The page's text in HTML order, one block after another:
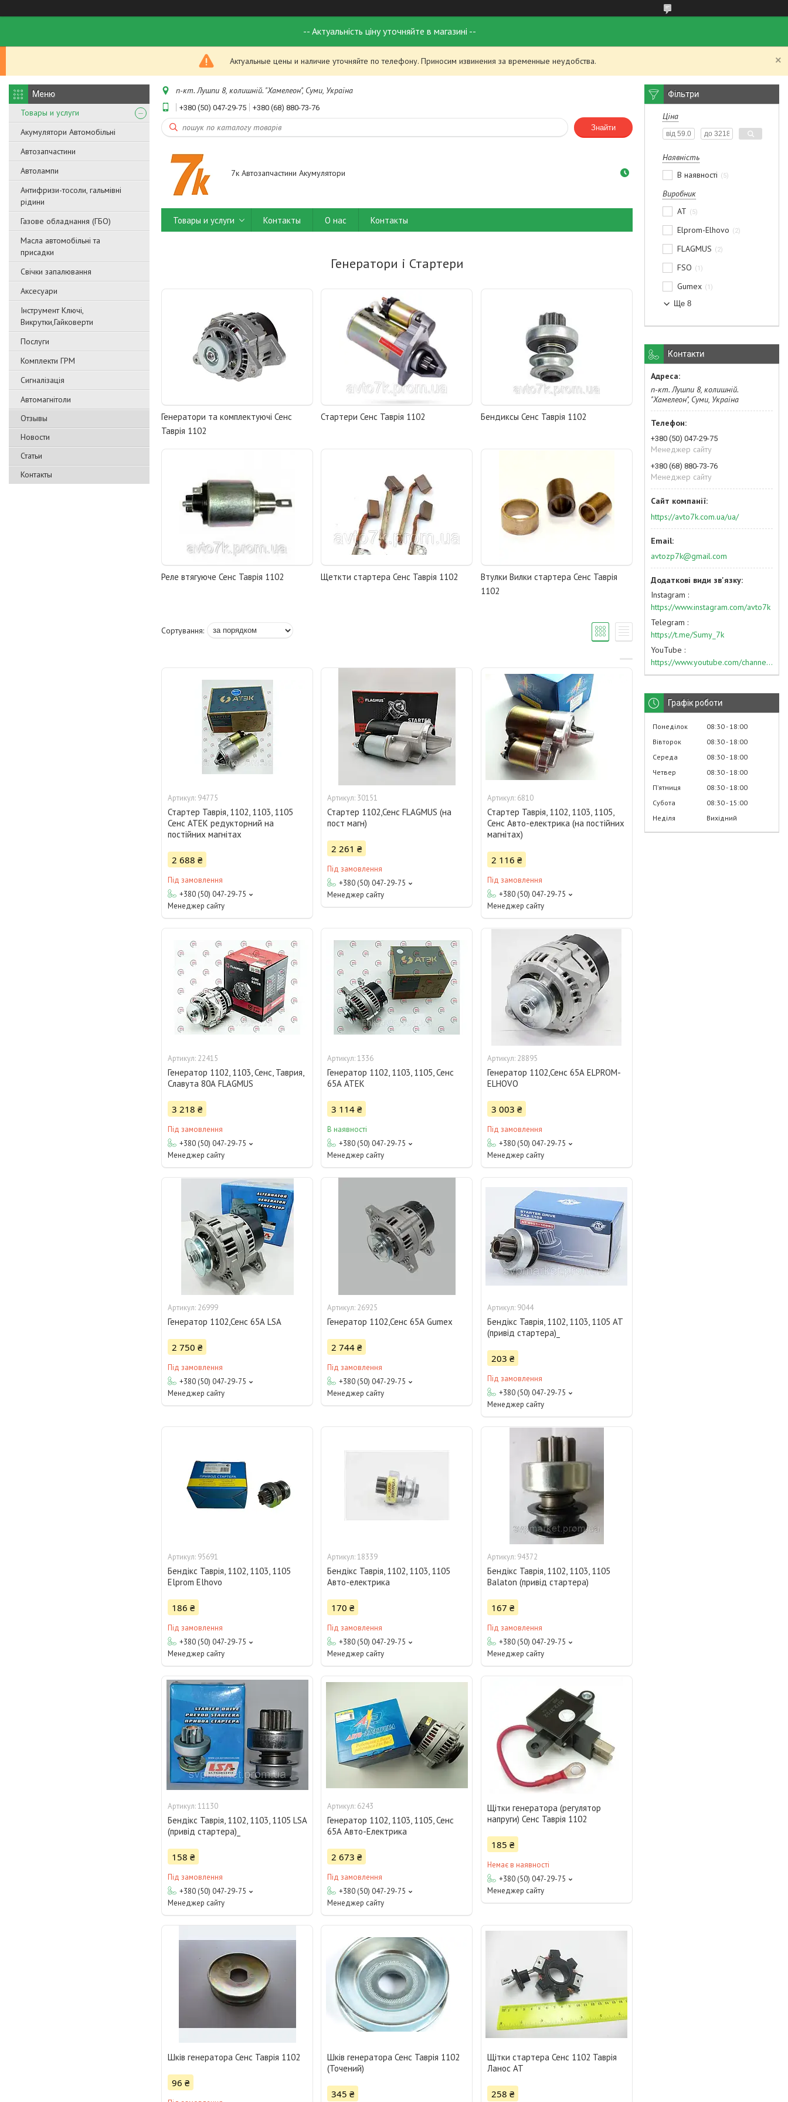
-- Актуальність ціну уточняйте в магазині --
Актуальные цены и наличие уточняйте по телефону. Приносим извинения за временные неудобства.
Товары и услуги
Акумулятори Автомобільні
Автозапчастини
Автолампи
Антифризи-тосоли, гальмівні
рідини
Газове обладнання (ГБО)
Масла автомобільні та
присадки
Свічки запалювання
Аксесуари
Інструмент Ключі,
Викрутки,Гайковерти
Послуги
Комплекти ГРМ
Сигналізація
Автомагнітоли
Отзывы
Новости
Статьи
Контакты
п-кт. Лушпи 8, колишній. "Хамелеон", Суми, Україна
+380 (50) 047-29-75 +380 (68) 880-73-76
Знайти
7к Автозапчастини Акумулятори
Товары и услуги Контакты О нас Контакты
Генератори і Стартери
Генератори та комплектуючі Сенс
Таврія 1102
Стартери Сенс Таврія 1102 Бендиксы Сенс Таврія 1102
Реле втягуюче Сенс Таврія 1102 Щеткти стартера Сенс Таврія 1102
Втулки Вилки стартера Сенс Таврія
1102
94775
Стартер Таврія, 1102, 1103, 1105
Сенс АТЕК редукторний на
постійних магнітах
2 688 ₴
Під замовлення
+380 (50) 047-29-75
Менеджер сайту
30151
Стартер 1102,Сенс FLAGMUS (на
пост магн)
2 261 ₴
Під замовлення
+380 (50) 047-29-75
Менеджер сайту
6810
Стартер Таврія, 1102, 1103, 1105,
Сенс Авто-електрика (на постійних
магнітах)
2 116 ₴
Під замовлення
+380 (50) 047-29-75
Менеджер сайту
22415
Генератор 1102, 1103, Сенс, Таврия,
Славута 80А FLAGMUS
3 218 ₴
Під замовлення
+380 (50) 047-29-75
Менеджер сайту
1336
Генератор 1102, 1103, 1105, Сенс
65А АТЕК
3 114 ₴
В наявності
+380 (50) 047-29-75
Менеджер сайту
28895
Генератор 1102,Сенс 65А ELPROM-
ELHOVO
3 003 ₴
Під замовлення
+380 (50) 047-29-75
Менеджер сайту
26999
Генератор 1102,Сенс 65А LSA
2 750 ₴
Під замовлення
+380 (50) 047-29-75
Менеджер сайту
26925
Генератор 1102,Сенс 65А Gumex
2 744 ₴
Під замовлення
+380 (50) 047-29-75
Менеджер сайту
9044
Бендікс Таврія, 1102, 1103, 1105 АТ
(привід стартера)_
203 ₴
Під замовлення
+380 (50) 047-29-75
Менеджер сайту
95691
Бендікс Таврія, 1102, 1103, 1105
Elprom Elhovo
186 ₴
Під замовлення
+380 (50) 047-29-75
Менеджер сайту
18339
Бендікс Таврія, 1102, 1103, 1105
Авто-електрика
170 ₴
Під замовлення
+380 (50) 047-29-75
Менеджер сайту
94372
Бендікс Таврія, 1102, 1103, 1105
Balaton (привід стартера)
167 ₴
Під замовлення
+380 (50) 047-29-75
Менеджер сайту
11130
Бендікс Таврія, 1102, 1103, 1105 LSA
(привід стартера)_
158 ₴
Під замовлення
+380 (50) 047-29-75
Менеджер сайту
6243
Генератор 1102, 1103, 1105, Сенс
65А Авто-Електрика
2 673 ₴
Під замовлення
+380 (50) 047-29-75
Менеджер сайту
Щітки генератора (регулятор
напруги) Сенс Таврія 1102
185 ₴
Немає в наявності
+380 (50) 047-29-75
Менеджер сайту
Шків генератора Сенс Таврія 1102
96 ₴
Шків генератора Сенс Таврія 1102
(Точений)
345 ₴
Щітки стартера Сенс 1102 Таврія
Ланос АТ
258 ₴
Фільтри
Ціна
Наявність
В наявності
5
Виробник
AT
5
Elprom-Elhovo 2
FLAGMUS 2
FSO 1
Gumex 1
Ще 8
Контакти
п-кт. Лушпи 8, колишній.
"Хамелеон", Суми, Україна
+380 (50) 047-29-75
Менеджер сайту
+380 (68) 880-73-76
Менеджер сайту
https://avto7k.com.ua/ua/
avtozp7k@gmail.com
Instagram
https://www.instagram.com/avto7k
Telegram
https://t.me/Sumy_7k
YouTube
https://www.youtube.com/channel/UC574nvqqf5H_LzT4Va_GpQg?view_as=subscriber
Графік роботи
Понеділок 08:30 18:00
Вівторок
08:30 18:00
Середа
08:30 18:00
Четвер
08:30 18:00
Пʼятниця
08:30 18:00
Субота
08:30 15:00
Неділя
Вихідний